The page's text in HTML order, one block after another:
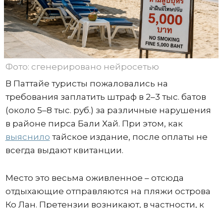
Фото: сгенерировано нейросетью
В Паттайе туристы пожаловались на
требования заплатить штраф в 2–3 тыс. батов
(около 5–8 тыс. руб.) за различные нарушения
в районе пирса Бали Хай. При этом, как
выяснило тайское издание, после оплаты не
всегда выдают квитанции.
Место это весьма оживленное – отсюда
отдыхающие отправляются на пляжи острова
Ко Лан. Претензии возникают, в частности, к